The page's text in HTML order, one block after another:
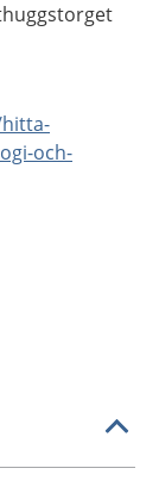
och-